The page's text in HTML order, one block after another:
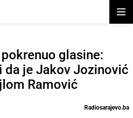
glasine:
da je Jakov Jozinović
Ramović
Radiosarajevo.ba